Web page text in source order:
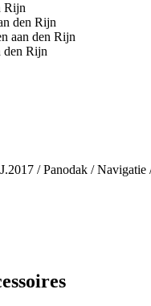
Rijn
den Rijn
aan den Rijn
den Rijn
/ Panodak /